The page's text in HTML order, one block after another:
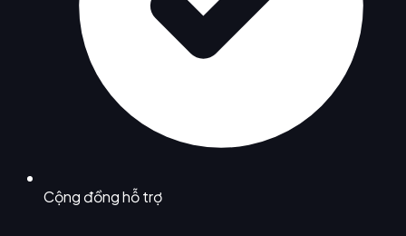
Cộng đồng hỗ trợ